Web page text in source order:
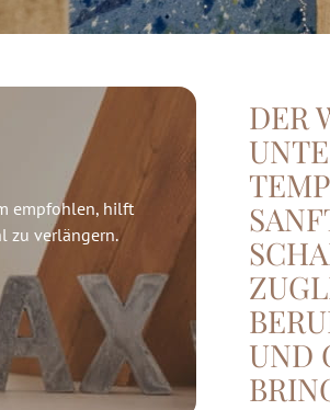
empfohlen, hilft
zu verlängern.
DER
UND